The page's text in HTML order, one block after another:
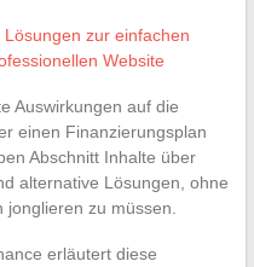
Lösungen zur einfachen
Website
Auswirkungen auf die
einen Finanzierungsplan
Abschnitt Inhalte über
alternative Lösungen, ohne
zu müssen.
erläutert diese